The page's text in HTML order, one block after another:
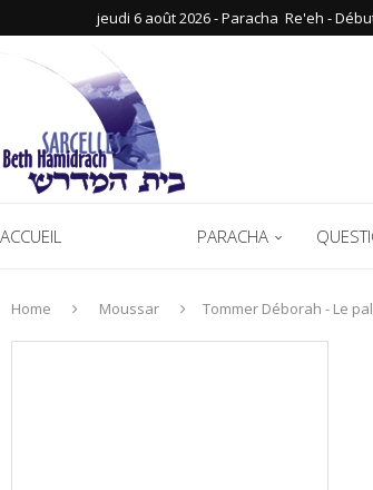
jeudi 6 août 2026 - Paracha ‪ Re'eh‬ -
ACCUEIL PARACHA
Home Moussar Tommer Déborah - Le